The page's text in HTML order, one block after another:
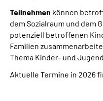
Teilnehmen können
dem Sozialraum und dem
potenziell betroffenen
Familien
Thema Kinder- und
Aktuelle Termine in 2026